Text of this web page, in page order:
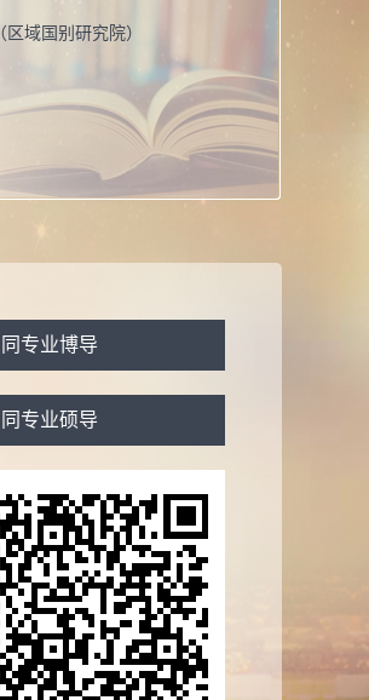
域国别研究院）
区域国别研究院）
三等奖 第三届山东省泰山文艺奖三
学术带头人
同专业博导
同专业硕导